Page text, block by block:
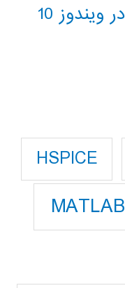
HSPICE
MATLAB